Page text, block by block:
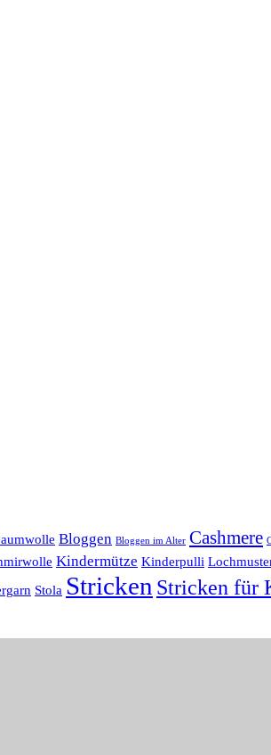
Bloggen Bloggen im Alter Cashmere
Kindermütze Kinderpulli
Stola Stricken Stricken für